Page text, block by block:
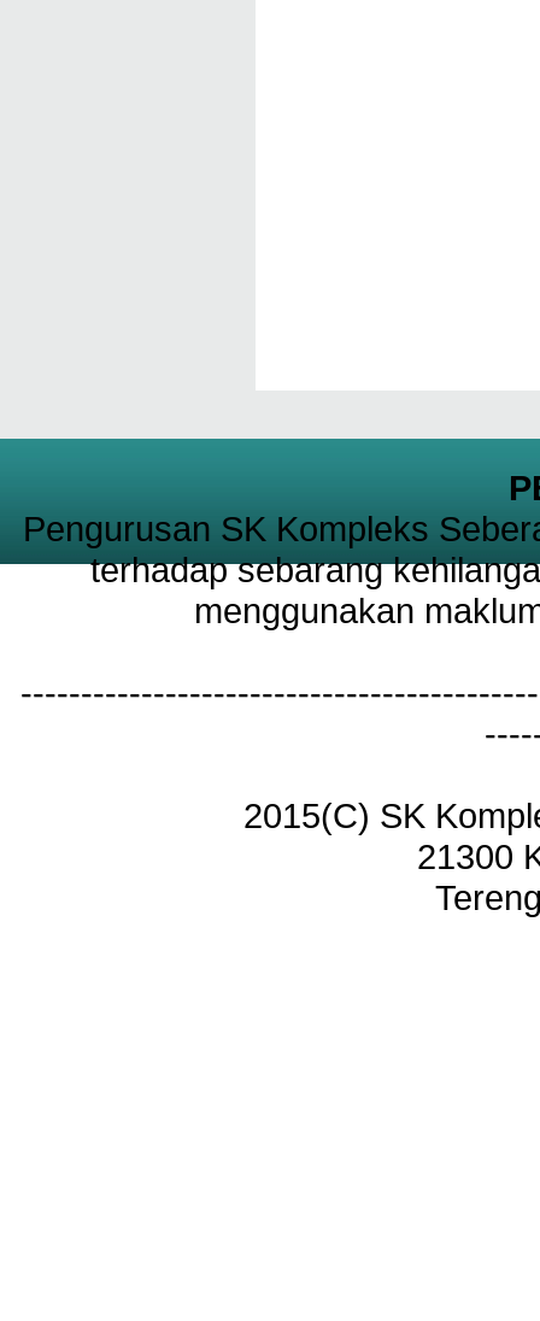
Pengurusan SK Kompleks
terhadap sebarang
menggunakan
2015(C) SK
21300